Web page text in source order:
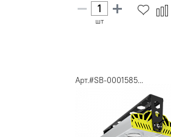
шт
Арт.#SB-0001585...